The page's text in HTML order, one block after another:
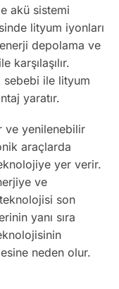
akü sistemi
lityum iyonları
depolama ve
karşılaşılır.
sebebi ile lityum
yaratır.
ve yenilenebilir
araçlarda
yer verir.
ve
son
yanı sıra
neden olur.